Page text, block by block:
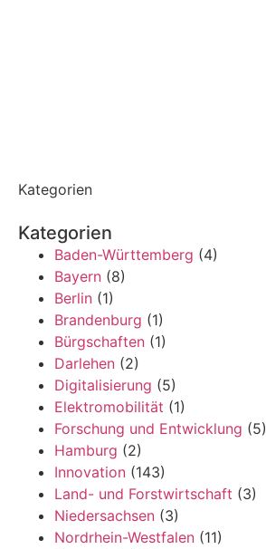
Kategorien
Kategorien
Baden-Württemberg (4)
Bayern (8)
Berlin (1)
Brandenburg (1)
Bürgschaften (1)
Darlehen (2)
Digitalisierung (5)
Elektromobilität (1)
Forschung und Entwicklung (5)
Hamburg (2)
Innovation (143)
Land- und Forstwirtschaft (3)
Niedersachsen (3)
Nordrhein-Westfalen (11)